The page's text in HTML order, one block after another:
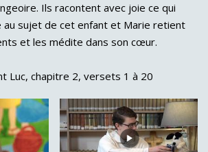
Ils racontent avec joie ce qui
au sujet de cet enfant et Marie retient
et les médite dans son cœur.
Luc, chapitre 2, versets 1 à 20